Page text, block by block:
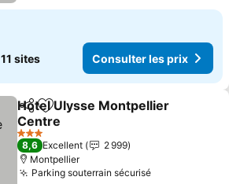
11 sites Consulter les prix
PartagerAjouter à mes favoris
Hotel Ulysse Montpellier
Centre
Consulter les prix
3 Étoiles
8,6 Excellent
2 999
Montpellier
Parking souterrain sécuriséConsulter